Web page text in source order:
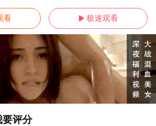
看  极速观看
要评分